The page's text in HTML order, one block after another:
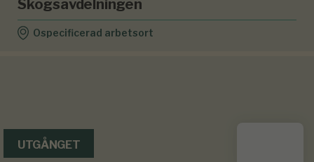
Skogsavdelningen
Ospecificerad arbetsort
UTGÅNGET